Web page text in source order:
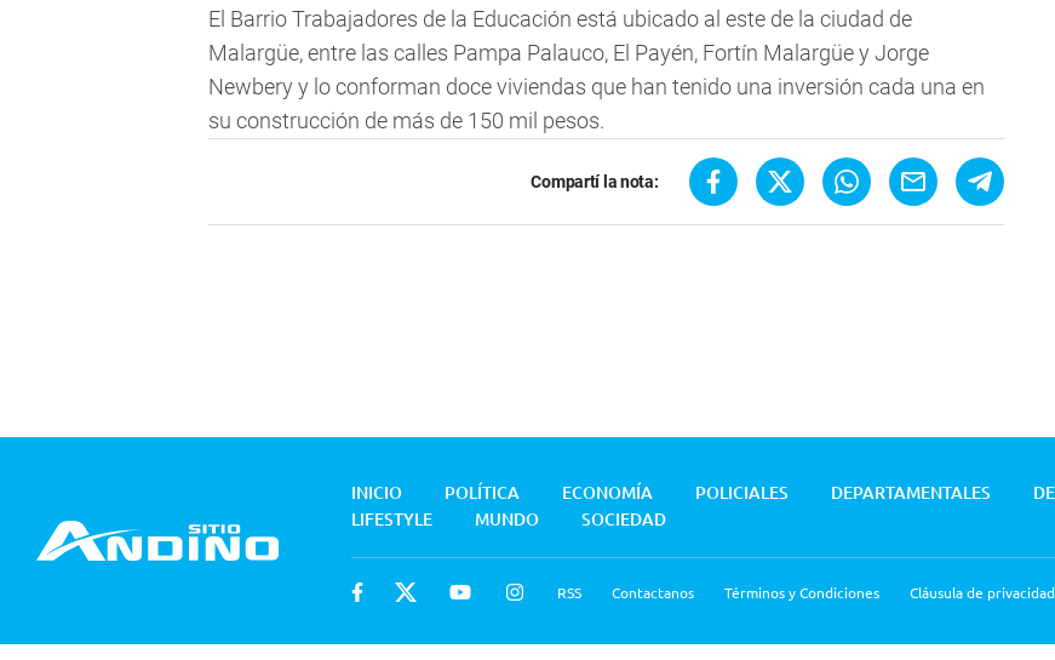
El Barrio Trabajadores de la Educación está ubicado al este de la ciudad de
Malargüe, entre las calles Pampa Palauco, El Payén, Fortín Malargüe y Jorge
Newbery y lo conforman doce viviendas que han tenido una inversión cada una en
su construcción de más de 150 mil pesos.
Compartí la nota:
INICIO POLÍTICA ECONOMÍA POLICIALES DEPARTAMENTALES
LIFESTYLE
MUNDO SOCIEDAD
RSS Contactanos Términos y Condiciones Cláusula de privacidad